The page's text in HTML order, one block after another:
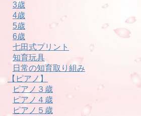
3歳
4歳
5歳
6歳
七田式プリント
知育玩具
日常の知育取り組み
【ピアノ】
ピアノ３歳
ピアノ４歳
ピアノ５歳